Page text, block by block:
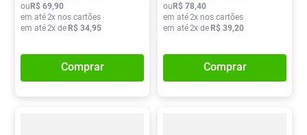
ouR$ 69,90
em até2x nos cartões
em até2x deR$ 34,95
Comprar
ouR$ 78,40
em até2x nos cartões
em até2x deR$ 39,20
Comprar